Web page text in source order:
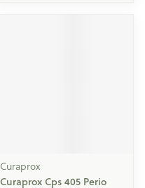
Curaprox
Curaprox Cps 405 Perio